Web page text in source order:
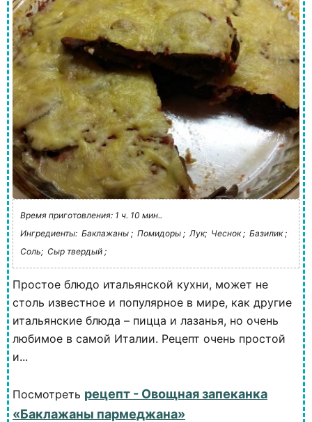
Время приготовления: 1 ч. 10 мин..
Ингредиенты: Баклажаны ; Помидоры ; Лук; Чеснок ; Базилик ;
Соль; Сыр твердый ;
Простое блюдо итальянской кухни, может не
столь известное и популярное в мире, как другие
итальянские блюда – пицца и лазанья, но очень
любимое в самой Италии. Рецепт очень простой
и...
Посмотреть рецепт - Овощная запеканка
«Баклажаны пармеджана»